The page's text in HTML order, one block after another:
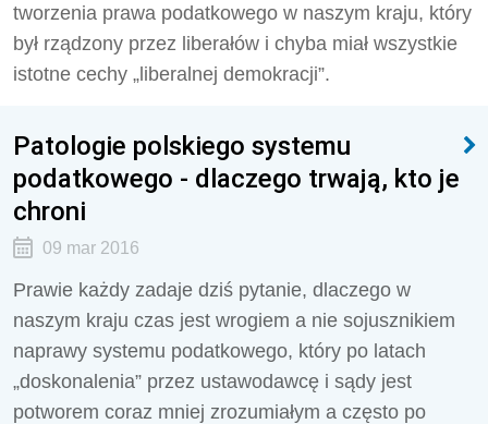
tworzenia prawa podatkowego w naszym kraju, który
był rządzony przez liberałów i chyba miał wszystkie
istotne cechy „liberalnej demokracji”.
Patologie polskiego systemu
podatkowego - dlaczego trwają, kto je
chroni
09 mar 2016
Prawie każdy zadaje dziś pytanie, dlaczego w
naszym kraju czas jest wrogiem a nie sojusznikiem
naprawy systemu podatkowego, który po latach
„doskonalenia” przez ustawodawcę i sądy jest
potworem coraz mniej zrozumiałym a często po